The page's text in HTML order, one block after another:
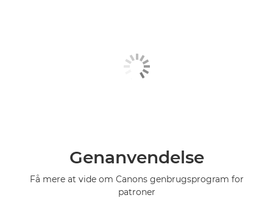
Genanvendelse
Få mere at vide om Canons genbrugsprogram for
patroner